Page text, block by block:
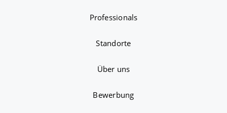
Professionals
Standorte
Über uns
Bewerbung